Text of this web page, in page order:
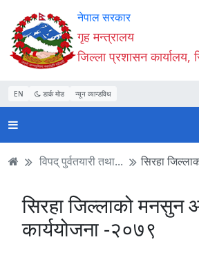
Accessibility
Mode
सुरु
गर्नुहोस्
सामाग्री
पढ्नुहाेस्
नेभिगेसन
पढ्नुहाेस्
वेबसाइट
खोजमा
जानुहोस्
नेपाल सरकार
गृह मन्त्रालय
जिल्ला प्रशासन कार्यालय,
EN डार्क मोड न्यून व्यान्डविथ
विपद् पुर्वतयारी तथा... सिरहा
सिरहा जिल्लाको मनसुन
कार्ययोजना -२०७९